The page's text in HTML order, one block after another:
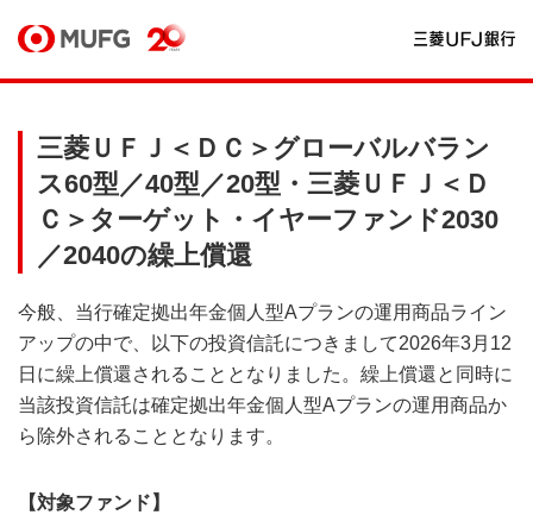
三菱ＵＦＪ＜ＤＣ＞グローバルバラン
ス60型／40型／20型・三菱ＵＦＪ＜Ｄ
Ｃ＞ターゲット・イヤーファンド2030
／2040の繰上償還
今般、当行確定拠出年金個人型Aプランの運用商品ライン
アップの中で、以下の投資信託につきまして2026年3月12
日に繰上償還されることとなりました。繰上償還と同時に
当該投資信託は確定拠出年金個人型Aプランの運用商品か
ら除外されることとなります。
【対象ファンド】